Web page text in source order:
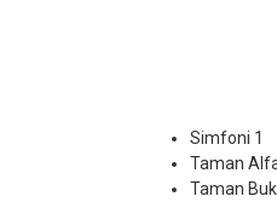
Simfoni 1
Taman
Taman